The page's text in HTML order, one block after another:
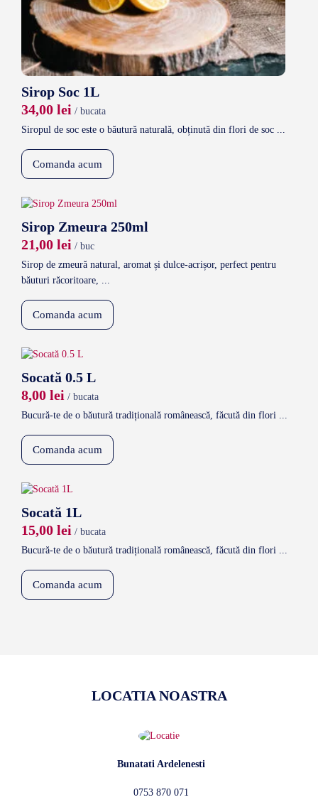
Sirop Soc 1L
34,00 lei / bucata
Siropul de soc este o băutură naturală, obținută din flori de soc ...
Comanda acum
Sirop Zmeura 250ml
21,00 lei / buc
Sirop de zmeură natural, aromat și dulce-acrișor, perfect pentru
băuturi răcoritoare, ...
Comanda acum
Socată 0.5 L
8,00 lei / bucata
Bucură-te de o băutură tradițională românească, făcută din flori ...
Comanda acum
Socată 1L
15,00 lei / bucata
Bucură-te de o băutură tradițională românească, făcută din flori ...
Comanda acum
LOCATIA NOASTRA
Bunatati Ardelenesti
0753 870 071